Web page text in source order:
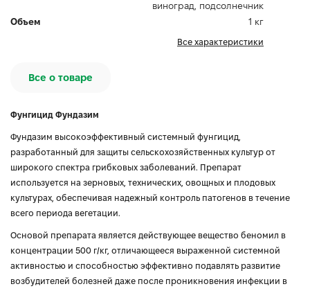
виноград, подсолнечник
Объем
1 кг
Все характеристики
Все о товаре
Фунгицид Фундазим
Фундазим высокоэффективный системный фунгицид,
разработанный для защиты сельскохозяйственных культур от
широкого спектра грибковых заболеваний. Препарат
используется на зерновых, технических, овощных и плодовых
культурах, обеспечивая надежный контроль патогенов в течение
всего периода вегетации.
Основой препарата является действующее вещество беномил в
концентрации 500 г/кг, отличающееся выраженной системной
активностью и способностью эффективно подавлять развитие
возбудителей болезней даже после проникновения инфекции в